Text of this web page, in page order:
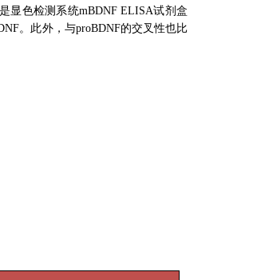
显色检测系统mBDNF ELISA试剂盒
。此外，与proBDNF的交叉性也比